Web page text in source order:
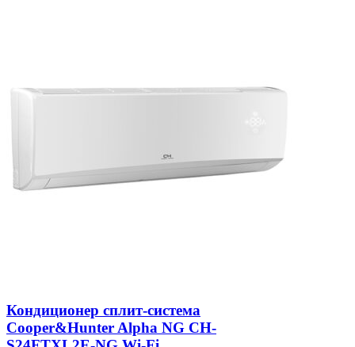
Кондиционер сплит-система
Cooper&Hunter Alpha NG CH-